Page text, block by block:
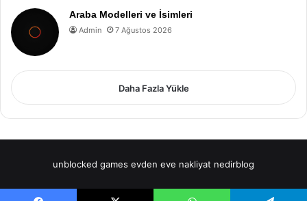
Araba Modelleri ve İsimleri
Admin 7 Ağustos 2026
Daha Fazla Yükle
unblocked games evden eve nakliyat nedirblog